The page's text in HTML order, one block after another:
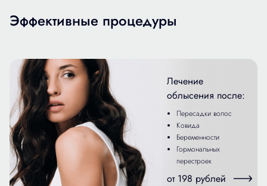
Эффективные процедуры
Лечение
облысения после:
Пересадки волос
Ковида
Беременности
Гормональных
перестроек
от 198 рублей